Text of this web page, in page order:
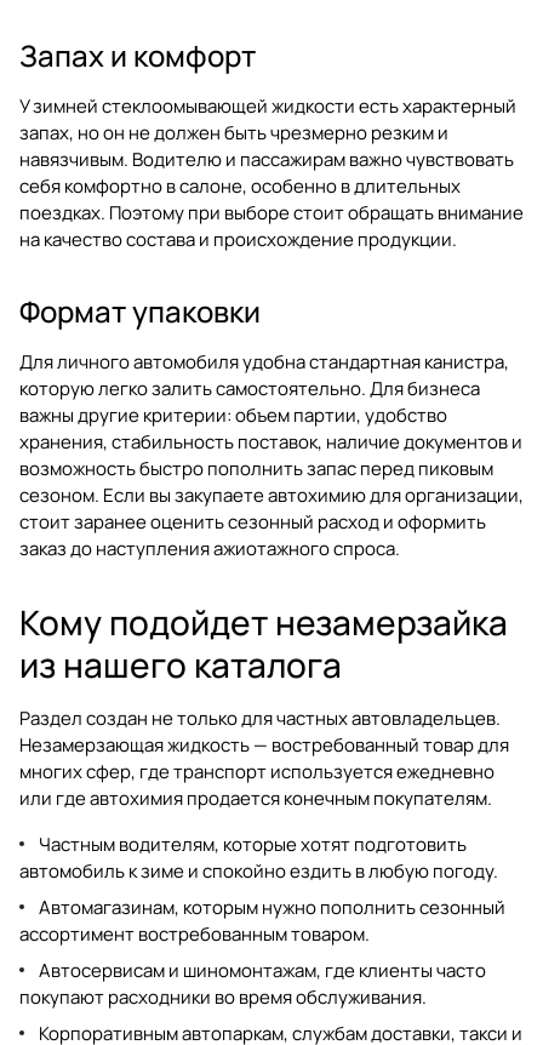
Запах и комфорт
У зимней стеклоомывающей жидкости есть характерный
запах, но он не должен быть чрезмерно резким и
навязчивым. Водителю и пассажирам важно чувствовать
себя комфортно в салоне, особенно в длительных
поездках. Поэтому при выборе стоит обращать внимание
на качество состава и происхождение продукции.
Формат упаковки
Для личного автомобиля удобна стандартная канистра,
которую легко залить самостоятельно. Для бизнеса
важны другие критерии: объем партии, удобство
хранения, стабильность поставок, наличие документов и
возможность быстро пополнить запас перед пиковым
сезоном. Если вы закупаете автохимию для организации,
стоит заранее оценить сезонный расход и оформить
заказ до наступления ажиотажного спроса.
Кому подойдет незамерзайка
из нашего каталога
Раздел создан не только для частных автовладельцев.
Незамерзающая жидкость — востребованный товар для
многих сфер, где транспорт используется ежедневно
или где автохимия продается конечным покупателям.
Частным водителям, которые хотят подготовить
автомобиль к зиме и спокойно ездить в любую погоду.
Автомагазинам, которым нужно пополнить сезонный
ассортимент востребованным товаром.
Автосервисам и шиномонтажам, где клиенты часто
покупают расходники во время обслуживания.
Корпоративным автопаркам, службам доставки, такси и